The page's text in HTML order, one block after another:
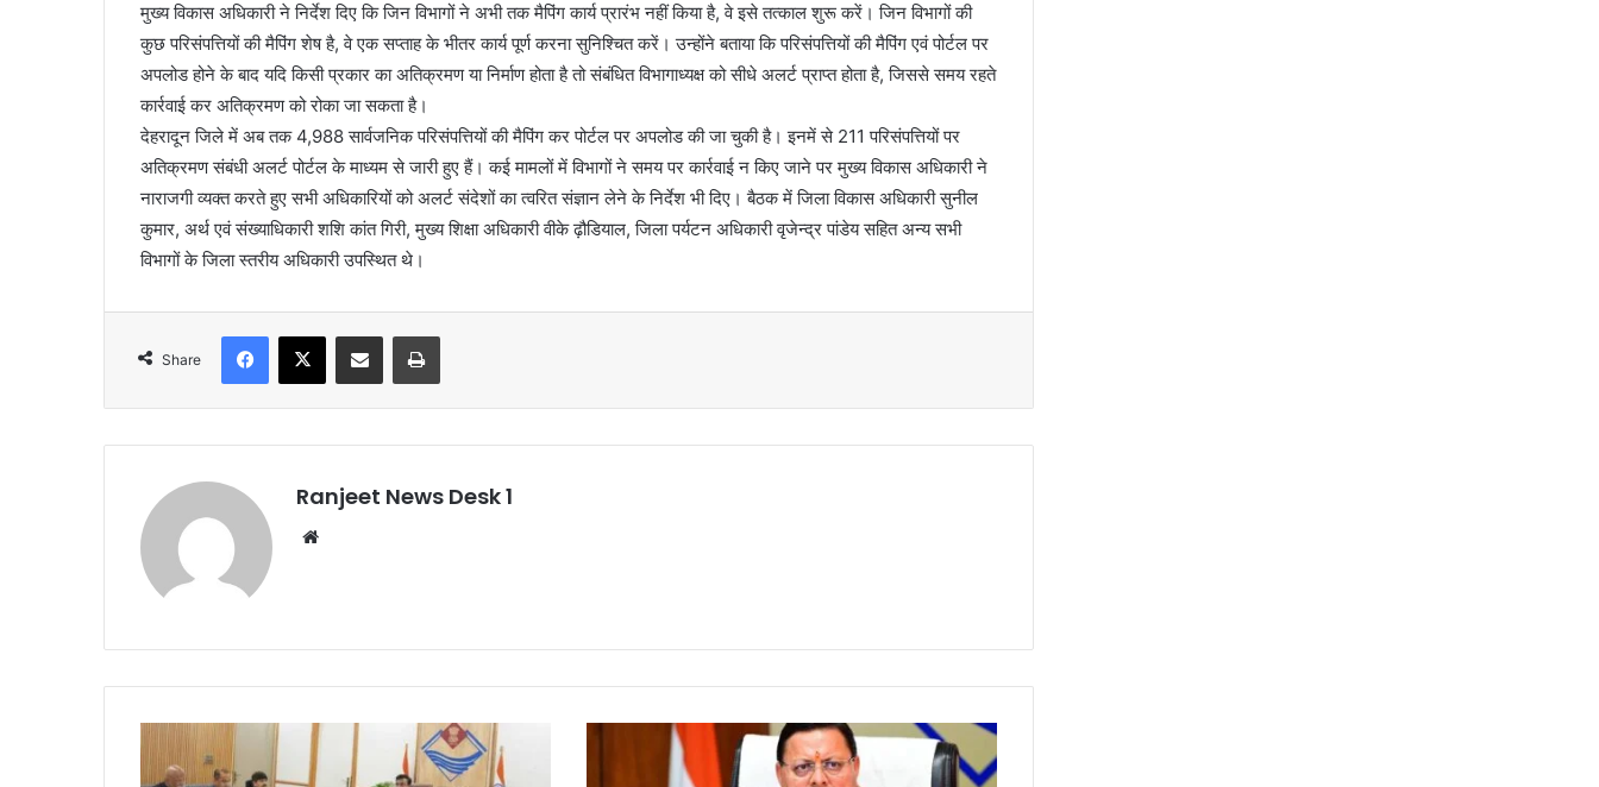
मुख्य विकास अधिकारी ने निर्देश दिए कि जिन विभागों ने अभी तक मैपिंग कार्य प्रारंभ नहीं किया है, वे इसे तत्काल शुरू करें। जिन विभागों की
कुछ परिसंपत्तियों की मैपिंग शेष है, वे एक सप्ताह के भीतर कार्य पूर्ण करना सुनिश्चित करें। उन्होंने बताया कि परिसंपत्तियों की मैपिंग एवं पोर्टल पर
अपलोड होने के बाद यदि किसी प्रकार का अतिक्रमण या निर्माण होता है तो संबंधित विभागाध्यक्ष को सीधे अलर्ट प्राप्त होता है, जिससे समय रहते
कार्रवाई कर अतिक्रमण को रोका जा सकता है।
देहरादून जिले में अब तक 4,988 सार्वजनिक परिसंपत्तियों की मैपिंग कर पोर्टल पर अपलोड की जा चुकी है। इनमें से 211 परिसंपत्तियों पर
अतिक्रमण संबंधी अलर्ट पोर्टल के माध्यम से जारी हुए हैं। कई मामलों में विभागों ने समय पर कार्रवाई न किए जाने पर मुख्य विकास अधिकारी ने
नाराजगी व्यक्त करते हुए सभी अधिकारियों को अलर्ट संदेशों का त्वरित संज्ञान लेने के निर्देश भी दिए। बैठक में जिला विकास अधिकारी सुनील
कुमार, अर्थ एवं संख्याधिकारी शशि कांत गिरी, मुख्य शिक्षा अधिकारी वीके ढ़ौडियाल, जिला पर्यटन अधिकारी वृजेन्द्र पांडेय सहित अन्य सभी
विभागों के जिला स्तरीय अधिकारी उपस्थित थे।
Share
Ranjeet News Desk 1